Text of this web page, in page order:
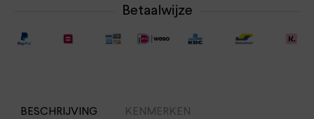
Betaalwijze
BESCHRIJVING KENMERKEN